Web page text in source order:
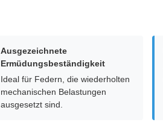
Ausgezeichnete
Ermüdungsbeständigkeit
Ideal für Federn, die wiederholten
mechanischen Belastungen
ausgesetzt sind.